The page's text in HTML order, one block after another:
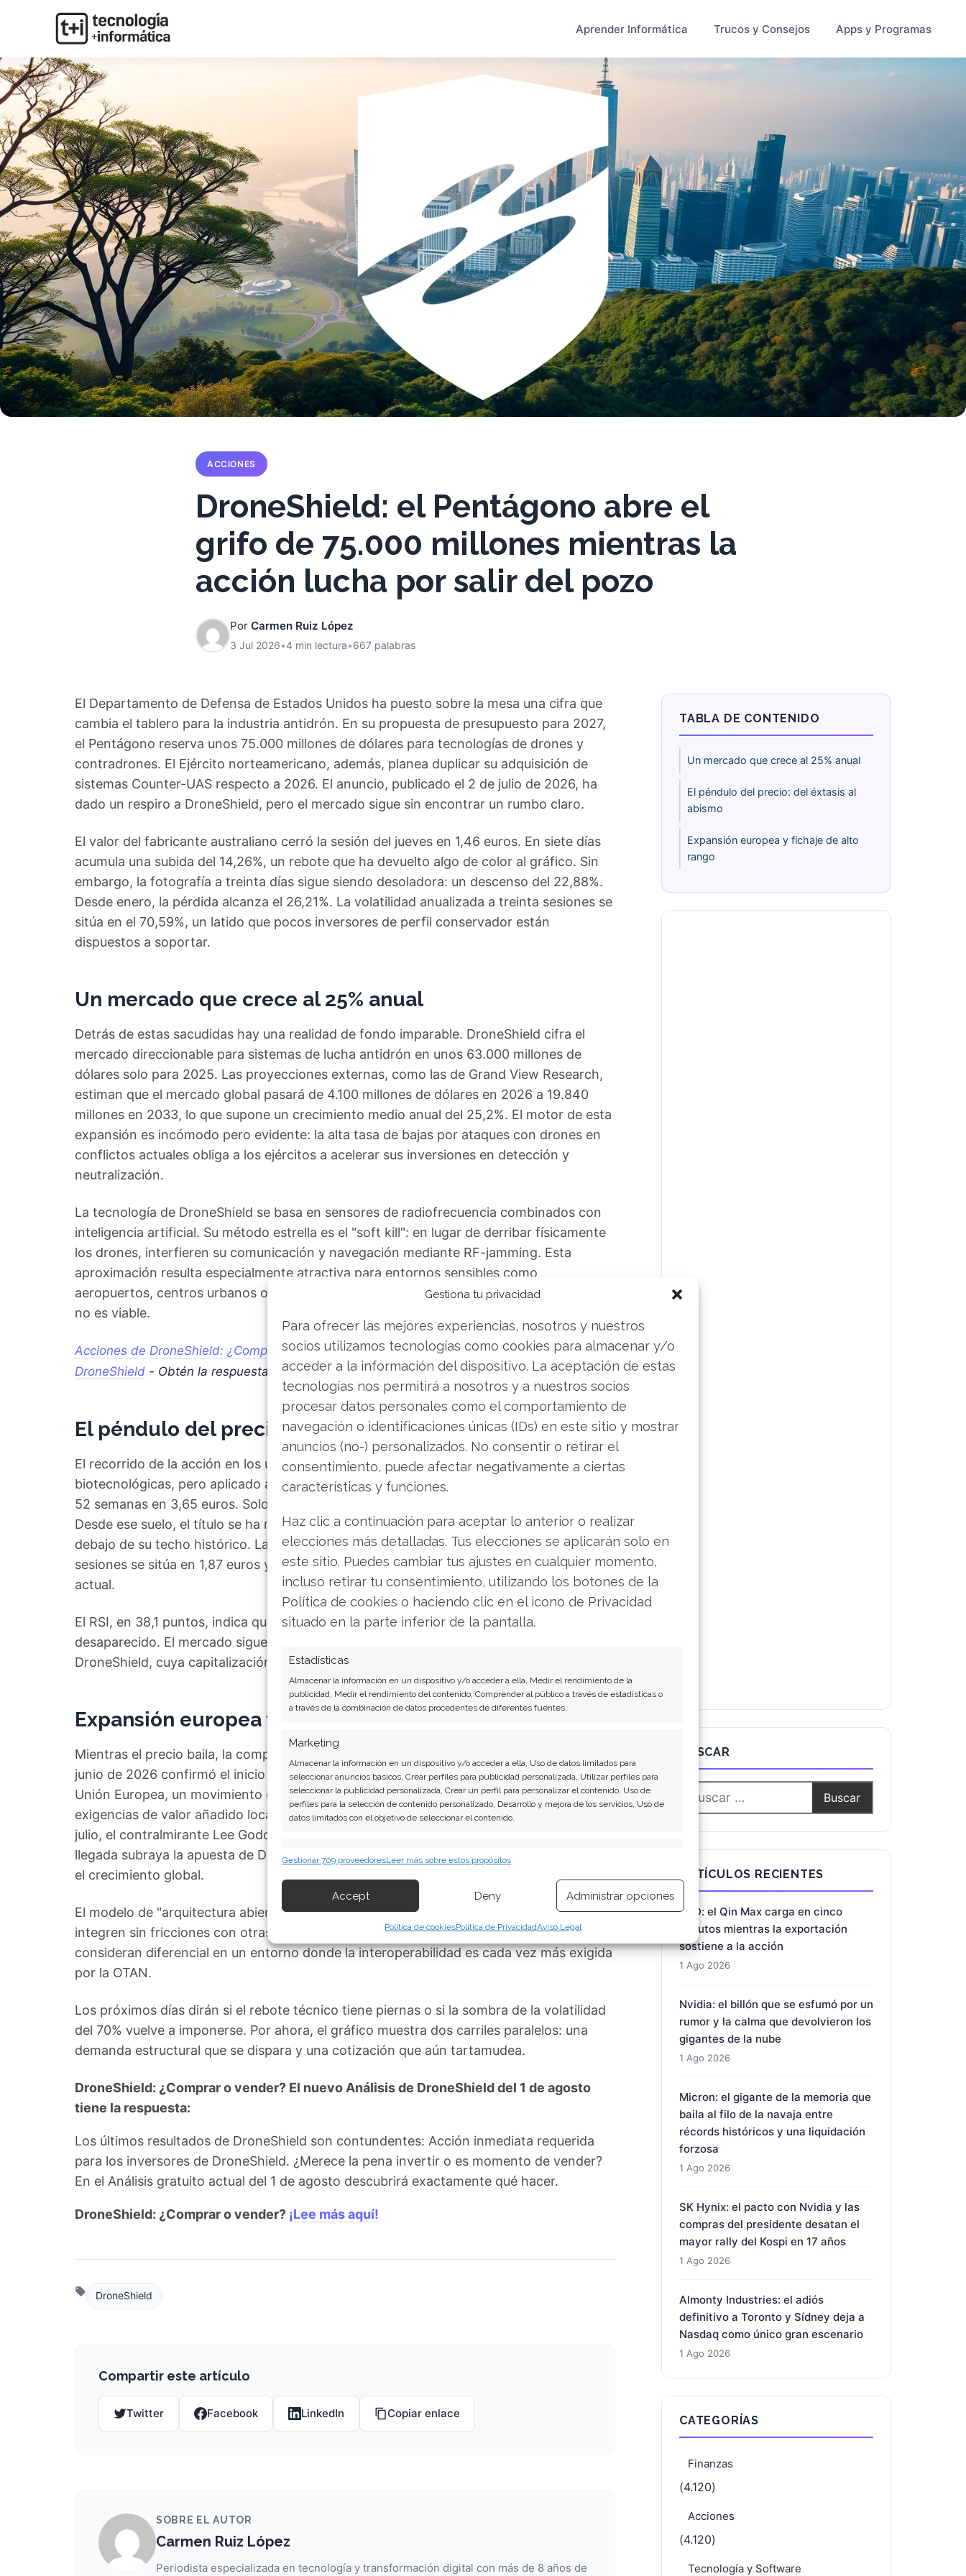
Gestiona tu privacidad
Para ofrecer las mejores experiencias, nosotros y nuestros
socios utilizamos tecnologías como cookies para almacenar y/o
acceder a la información del dispositivo. La aceptación de estas
tecnologías nos permitirá a nosotros y a nuestros socios
procesar datos personales como el comportamiento de
navegación o identificaciones únicas (IDs) en este sitio y mostrar
anuncios (no-) personalizados. No consentir o retirar el
consentimiento, puede afectar negativamente a ciertas
características y funciones.
Haz clic a continuación para aceptar lo anterior o realizar
elecciones más detalladas. Tus elecciones se aplicarán solo en
este sitio. Puedes cambiar tus ajustes en cualquier momento,
incluso retirar tu consentimiento, utilizando los botones de la
Política de cookies o haciendo clic en el icono de Privacidad
situado en la parte inferior de la pantalla.
Estadísticas
Almacenar la información en un dispositivo y/o acceder a ella, Medir el rendimiento de la
publicidad, Medir el rendimiento del contenido, Comprender al público a través de estadísticas o
a través de la combinación de datos procedentes de diferentes fuentes.
Marketing
Almacenar la información en un dispositivo y/o acceder a ella, Uso de datos limitados para
seleccionar anuncios básicos, Crear perfiles para publicidad personalizada, Utilizar perfiles para
seleccionar la publicidad personalizada, Crear un perfil para personalizar el contenido, Uso de
perfiles para la selección de contenido personalizado, Desarrollo y mejora de los servicios, Uso de
datos limitados con el objetivo de seleccionar el contenido.
información transmitida de forma automática.
Garantizar la seguridad, evitar y detectar fraudes, y eliminar
fallos, Ofrecer y presentar publicidad y contenido, Guardar y
comunicar las preferencias de privacidad.
Siempre activo
Gestionar 709 proveedoresLeer más sobre estos propósitos
Accept Deny Administrar opciones
Política de cookiesPolítica de PrivacidadAviso Legal
Aprender Informática Trucos y Consejos Apps y Programas
ACCIONES
DroneShield: el Pentágono abre el
grifo de 75.000 millones mientras la
acción lucha por salir del pozo
Por Carmen Ruiz López
3 Jul 2026•4 min lectura•667 palabras
El Departamento de Defensa de Estados Unidos ha puesto sobre la mesa una cifra que
cambia el tablero para la industria antidrón. En su propuesta de presupuesto para 2027,
el Pentágono reserva unos 75.000 millones de dólares para tecnologías de drones y
contradrones. El Ejército norteamericano, además, planea duplicar su adquisición de
sistemas Counter-UAS respecto a 2026. El anuncio, publicado el 2 de julio de 2026, ha
dado un respiro a DroneShield, pero el mercado sigue sin encontrar un rumbo claro.
El valor del fabricante australiano cerró la sesión del jueves en 1,46 euros. En siete días
acumula una subida del 14,26%, un rebote que ha devuelto algo de color al gráfico. Sin
embargo, la fotografía a treinta días sigue siendo desoladora: un descenso del 22,88%.
Desde enero, la pérdida alcanza el 26,21%. La volatilidad anualizada a treinta sesiones se
sitúa en el 70,59%, un latido que pocos inversores de perfil conservador están
dispuestos a soportar.
Un mercado que crece al 25% anual
Detrás de estas sacudidas hay una realidad de fondo imparable. DroneShield cifra el
mercado direccionable para sistemas de lucha antidrón en unos 63.000 millones de
dólares solo para 2025. Las proyecciones externas, como las de Grand View Research,
estiman que el mercado global pasará de 4.100 millones de dólares en 2026 a 19.840
millones en 2033, lo que supone un crecimiento medio anual del 25,2%. El motor de esta
expansión es incómodo pero evidente: la alta tasa de bajas por ataques con drones en
conflictos actuales obliga a los ejércitos a acelerar sus inversiones en detección y
neutralización.
La tecnología de DroneShield se basa en sensores de radiofrecuencia combinados con
inteligencia artificial. Su método estrella es el "soft kill": en lugar de derribar físicamente
los drones, interfieren su comunicación y navegación mediante RF-jamming. Esta
aproximación resulta especialmente atractiva para entornos sensibles como
aeropuertos, centros urbanos o infraestructuras críticas, donde un derribo con metralla
no es viable.
Acciones de DroneShield: ¿Comprar, mantener o vender? Descarga gratuita de tu análisis de
DroneShield - Obtén la respuesta que andabas buscando.
El péndulo del precio: del éxtasis al abismo
El recorrido de la acción en los últimos doce meses parece un manual de las
biotecnológicas, pero aplicado a la defensa. En octubre de 2025 marcó un máximo de
52 semanas en 3,65 euros. Solo un mes después cayó hasta un mínimo de 0,82 euros.
Desde ese suelo, el título se ha recuperado un 77,70%, pero aún está un 59,88% por
debajo de su techo histórico. Las medias móviles confirman la debilidad: la de 50
sesiones se sitúa en 1,87 euros y la de 200 en 2,04 euros, ambas por encima del precio
actual.
El RSI, en 38,1 puntos, indica que la presión vendedora se ha aliviado pero no ha
desaparecido. El mercado sigue sin ponerse de acuerdo sobre el valor real de
DroneShield, cuya capitalización bursátil asciende a 1.340 millones de euros.
Expansión europea y fichaje de alto rango
Mientras el precio baila, la compañía avanza en su despliegue operativo. A mediados de
junio de 2026 confirmó el inicio de su propia capacidad de fabricación dentro de la
Unión Europea, un movimiento clave para atender la demanda regional y cumplir con las
exigencias de valor añadido local. A esto se suma un refuerzo en la cúpula: desde el 1 de
julio, el contralmirante Lee Goddard se incorpora como consejero no ejecutivo. Su
llegada subraya la apuesta de DroneShield por una estructura de gobierno alineada con
el crecimiento global.
El modelo de "arquitectura abierta" que promueve la firma permite que sus sistemas se
integren sin fricciones con otras plataformas de defensa, un factor que los analistas
consideran diferencial en un entorno donde la interoperabilidad es cada vez más exigida
por la OTAN.
Los próximos días dirán si el rebote técnico tiene piernas o si la sombra de la volatilidad
del 70% vuelve a imponerse. Por ahora, el gráfico muestra dos carriles paralelos: una
demanda estructural que se dispara y una cotización que aún tartamudea.
DroneShield: ¿Comprar o vender? El nuevo Análisis de DroneShield del 1 de agosto
tiene la respuesta:
Los últimos resultados de DroneShield son contundentes: Acción inmediata requerida
para los inversores de DroneShield. ¿Merece la pena invertir o es momento de vender?
En el Análisis gratuito actual del 1 de agosto descubrirá exactamente qué hacer.
DroneShield: ¿Comprar o vender? ¡Lee más aquí!
DroneShield
Compartir este artículo
Twitter Facebook LinkedIn Copiar enlace
SOBRE EL AUTOR
Carmen Ruiz López
Periodista especializada en tecnología y transformación digital con más de 8 años de
TABLA DE CONTENIDO
Un mercado que crece al 25% anual
El péndulo del precio: del éxtasis al
abismo
Expansión europea y fichaje de alto
rango
BUSCAR
ARTÍCULOS RECIENTES
BYD: el Qin Max carga en cinco
minutos mientras la exportación
sostiene a la acción
1 Ago 2026
Nvidia: el billón que se esfumó por un
rumor y la calma que devolvieron los
gigantes de la nube
1 Ago 2026
Micron: el gigante de la memoria que
baila al filo de la navaja entre
récords históricos y una liquidación
forzosa
1 Ago 2026
SK Hynix: el pacto con Nvidia y las
compras del presidente desatan el
mayor rally del Kospi en 17 años
1 Ago 2026
Almonty Industries: el adiós
definitivo a Toronto y Sídney deja a
Nasdaq como único gran escenario
1 Ago 2026
CATEGORÍAS
Finanzas
(4.120)
Acciones
(4.120)